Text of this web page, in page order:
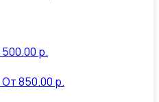
500.00 р.
От850.00 р.